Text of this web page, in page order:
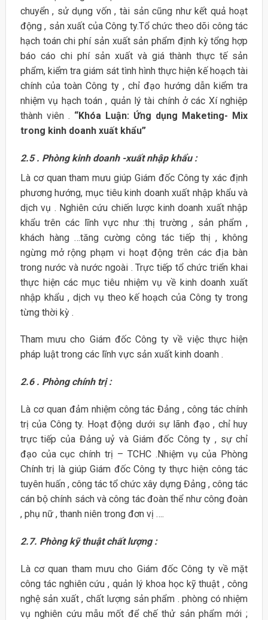
chuyển , sử dụng vốn , tài sản cũng như kết quả hoạt
động , sản xuất của Công ty.Tổ chức theo dõi công tác
hạch toán chi phí sản xuất sản phẩm định kỳ tổng hợp
báo cáo chi phí sản xuất và giá thành thực tế sản
phẩm, kiểm tra giám sát tình hình thực hiện kế hoạch tài
chính của toàn Công ty , chỉ đạo hướng dẫn kiểm tra
nhiệm vụ hạch toán , quản lý tài chính ở các Xí nghiệp
thành viên . “Khóa Luận: Ứng dụng Maketing- Mix
trong kinh doanh xuất khẩu”
2.5 . Phòng kinh doanh -xuất nhập khẩu :
Là cơ quan tham mưu giúp Giám đốc Công ty xác định
phương hướng, mục tiêu kinh doanh xuất nhập khẩu và
dịch vụ . Nghiên cứu chiến lược kinh doanh xuất nhập
khẩu trên các lĩnh vực như :thị trường , sản phẩm ,
khách hàng …tăng cường công tác tiếp thị , không
ngừng mở rộng phạm vi hoạt động trên các địa bàn
trong nước và nước ngoài . Trực tiếp tổ chức triển khai
thực hiện các mục tiêu nhiệm vụ về kinh doanh xuất
nhập khẩu , dịch vụ theo kế hoạch của Công ty trong
từng thời kỳ .
Tham mưu cho Giám đốc Công ty về việc thực hiện
pháp luật trong các lĩnh vực sản xuất kinh doanh .
2.6 . Phòng chính trị :
Là cơ quan đảm nhiệm công tác Đảng , công tác chính
trị của Công ty. Hoạt động dưới sự lãnh đạo , chỉ huy
trực tiếp của Đảng uỷ và Giám đốc Công ty , sự chỉ
đạo của cục chính trị – TCHC .Nhiệm vụ của Phòng
Chính trị là giúp Giám đốc Công ty thực hiện công tác
tuyên huấn , công tác tổ chức xây dựng Đảng , công tác
cán bộ chính sách và công tác đoàn thể như công đoàn
, phụ nữ , thanh niên trong đơn vị ….
2.7. Phòng kỹ thuật chất lượng :
Là cơ quan tham mưu cho Giám đốc Công ty về mặt
công tác nghiên cứu , quản lý khoa học kỹ thuật , công
nghệ sản xuất , chất lượng sản phẩm . phòng có nhiệm
vụ nghiên cứu mẫu mốt để chế thử sản phẩm mới ;